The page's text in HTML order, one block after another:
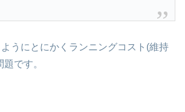
うにとにかくランニングコスト(維持
です。